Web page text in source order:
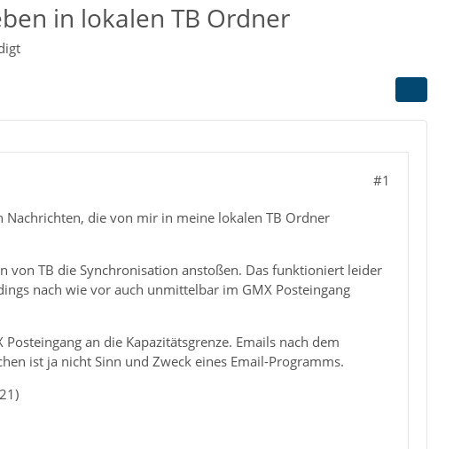
in lokalen TB Ordner
#1
die von mir in meine lokalen TB Ordner
von TB die Synchronisation anstoßen. Das funktioniert leider
nach wie vor auch unmittelbar im GMX Posteingang
an die Kapazitätsgrenze. Emails nach dem
ist ja nicht Sinn und Zweck eines Email-Programms.